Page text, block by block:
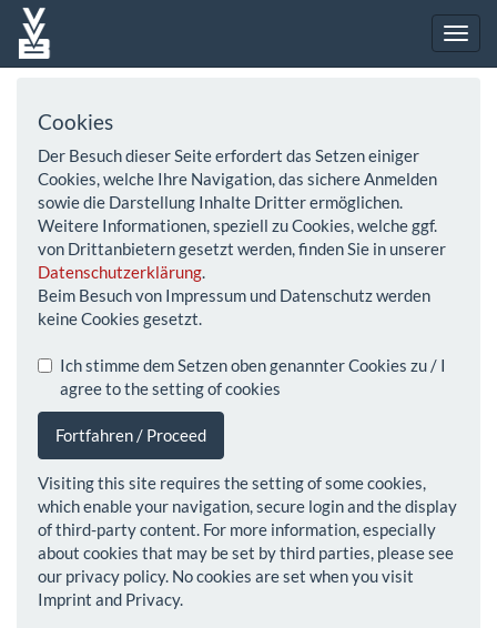
Cookies
Der Besuch dieser Seite erfordert das Setzen einiger
Cookies, welche Ihre Navigation, das sichere Anmelden
sowie die Darstellung Inhalte Dritter ermöglichen.
Weitere Informationen, speziell zu Cookies, welche ggf.
von Drittanbietern gesetzt werden, finden Sie in unserer
Datenschutzerklärung.
Beim Besuch von Impressum und Datenschutz werden
keine Cookies gesetzt.
Ich stimme dem Setzen oben genannter Cookies zu / I
agree to the setting of cookies
Fortfahren / Proceed
Visiting this site requires the setting of some cookies,
which enable your navigation, secure login and the display
of third-party content. For more information, especially
about cookies that may be set by third parties, please see
our privacy policy. No cookies are set when you visit
Imprint and Privacy.